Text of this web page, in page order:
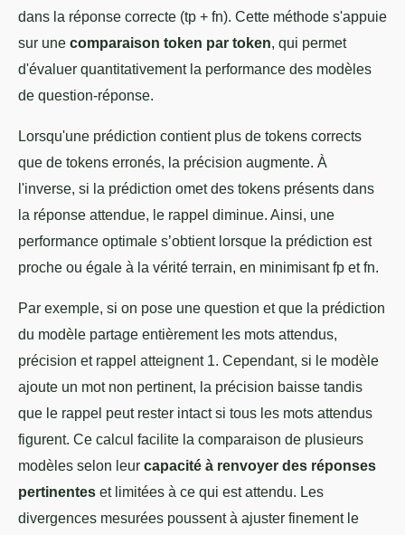
dans la réponse correcte (tp + fn). Cette méthode s'appuie
sur une comparaison token par token, qui permet
d'évaluer quantitativement la performance des modèles
de question-réponse.
Lorsqu'une prédiction contient plus de tokens corrects
que de tokens erronés, la précision augmente. À
l'inverse, si la prédiction omet des tokens présents dans
la réponse attendue, le rappel diminue. Ainsi, une
performance optimale s’obtient lorsque la prédiction est
proche ou égale à la vérité terrain, en minimisant fp et fn.
Par exemple, si on pose une question et que la prédiction
du modèle partage entièrement les mots attendus,
précision et rappel atteignent 1. Cependant, si le modèle
ajoute un mot non pertinent, la précision baisse tandis
que le rappel peut rester intact si tous les mots attendus
figurent. Ce calcul facilite la comparaison de plusieurs
modèles selon leur capacité à renvoyer des réponses
pertinentes et limitées à ce qui est attendu. Les
divergences mesurées poussent à ajuster finement le